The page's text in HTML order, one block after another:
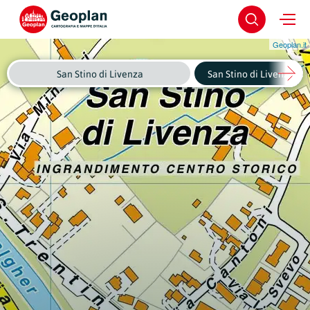
Geoplan.it
San Stino di Livenza San Stino di Livenza -